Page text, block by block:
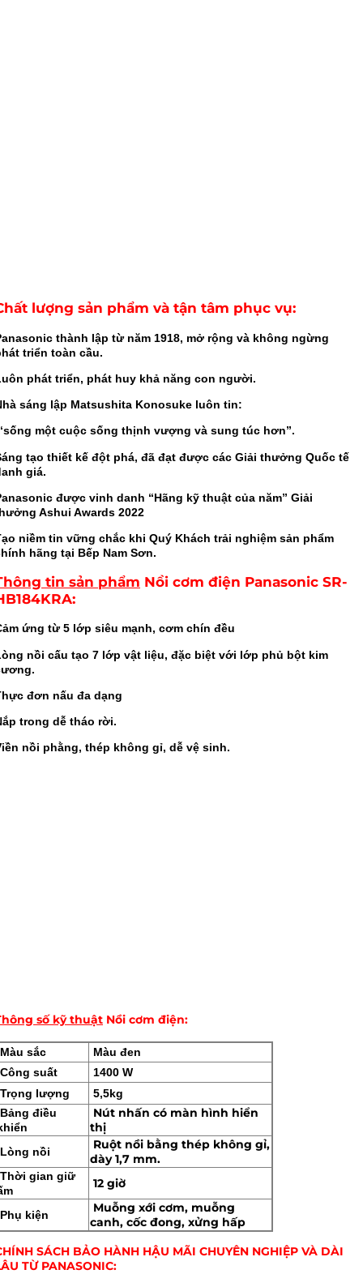
lượng sản phẩm và tận tâm phục vụ:
thành lập từ năm 1918, mở rộng và không ngừng
triển toàn cầu.
phát triển, phát huy khả năng con người.
sáng lập Matsushita Konosuke luôn tin:
một cuộc sống thịnh vượng và sung túc hơn”.
tạo thiết kế đột phá, đã đạt được các Giải thưởng Quốc tế
giá.
được vinh danh “Hãng kỹ thuật của năm” Giải
Ashui Awards 2022
niềm tin vững chắc khi Quý Khách trải nghiệm sản phẩm
hãng tại Bếp Nam Sơn.
tin sản phẩm Nồi cơm điện Panasonic SR-
:
ứng từ 5 lớp siêu mạnh, cơm chín đều
nồi cấu tạo 7 lớp vật liệu, đặc biệt với lớp phủ bột kim
đơn nấu đa dạng
trong dễ tháo rời.
nồi phằng, thép không gỉ, dễ vệ sinh.
số kỹ thuật Nồi cơm điện:
sắc
Màu đen
suất
1400 W
lượng
5,5kg
điều
Nút nhấn có màn hình hiển
thị
nồi
Ruột nồi bằng thép không gỉ,
dày 1,7 mm.
gian giữ
12 giờ
kiện
Muỗng xới cơm, muỗng
canh, cốc đong, xửng hấp
SÁCH BẢO HÀNH HẬU MÃI CHUYÊN NGHIỆP VÀ DÀI
TỪ PANASONIC: